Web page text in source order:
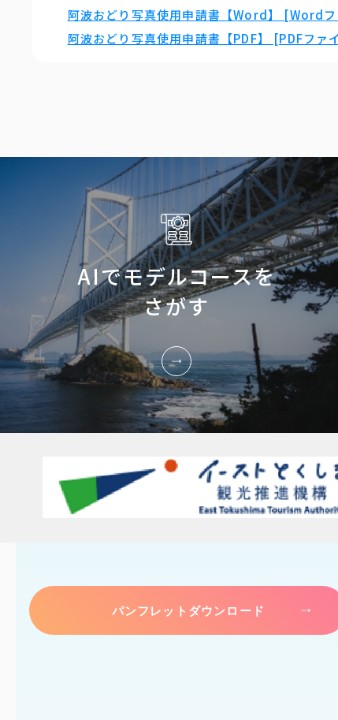
阿波おどり写真使用申請書【Word】 [Word
阿波おどり写真使用申請書【PDF】 [PDFファ
AIでモデルコースを
さがす
パンフレットダウンロード